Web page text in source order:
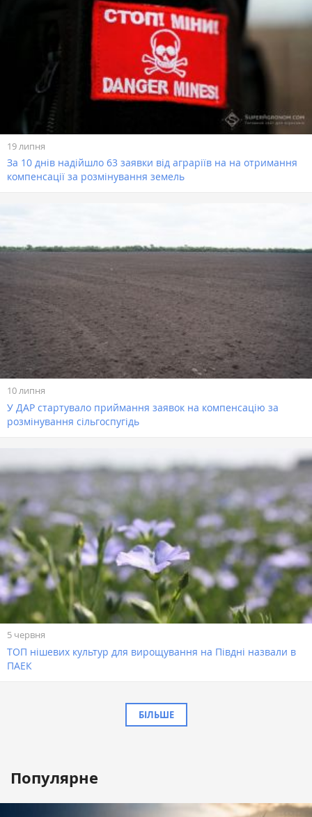
19 липня
За 10 днів надійшло 63 заявки від аграріїв на на отримання
компенсації за розмінування земель
10 липня
У ДАР стартувало приймання заявок на компенсацію за
розмінування сільгоспугідь
5 червня
ТОП нішевих культур для вирощування на Півдні назвали в
ПАЕК
БІЛЬШЕ
Популярне